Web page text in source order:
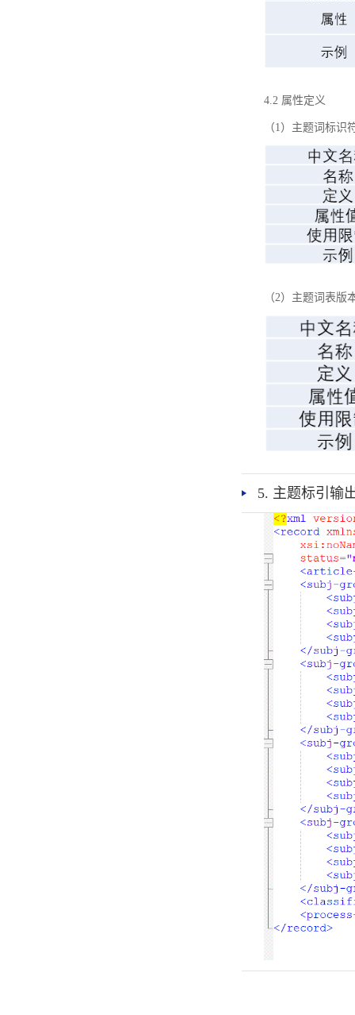
4.2 属性定义
（1）主题词标识
（2）主题词表版
5. 主题标引输